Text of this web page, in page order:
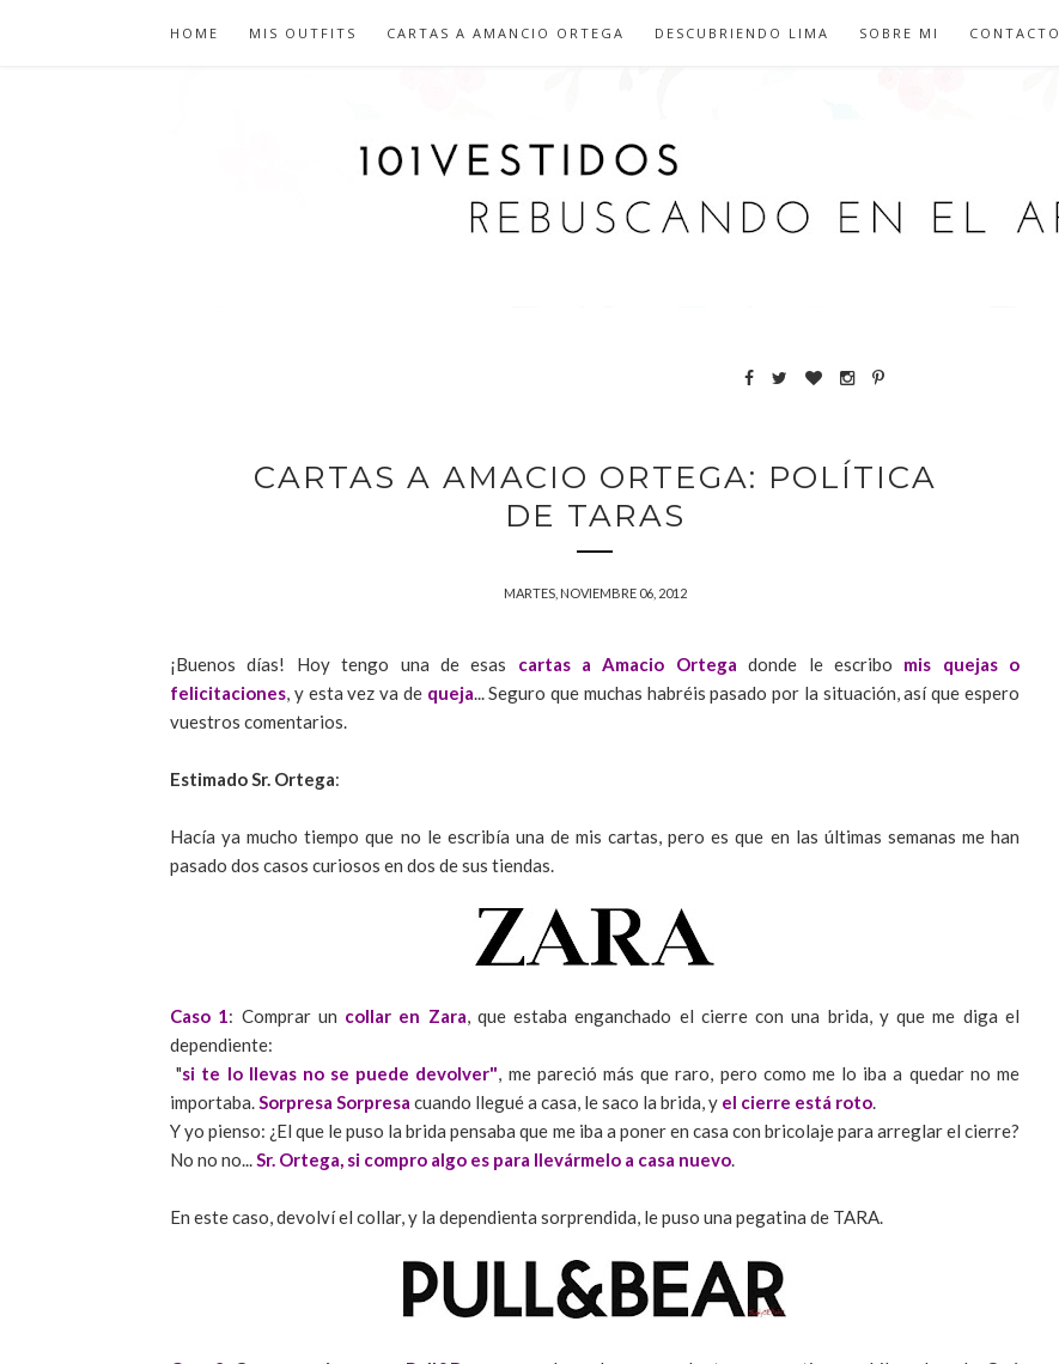
HOME MIS OUTFITS CARTAS A AMANCIO ORTEGA DESCUBRIENDO LIMA SOBRE MI CONTACTO
CARTAS A AMACIO ORTEGA: POLÍTICA
DE TARAS
MARTES, NOVIEMBRE 06, 2012
¡Buenos días! Hoy tengo una de esas cartas a Amacio Ortegadonde le escribo mis quejas o
felicitaciones, y esta vez va de queja... Seguro que muchas habréis pasado por la situación, así que espero
vuestros comentarios.
Estimado Sr. Ortega:
Hacía ya mucho tiempo que no le escribía una de mis cartas, pero es que en las últimas semanas me han
pasado dos casos curiosos en dos de sus tiendas.
Caso 1: Comprar un collar en Zara, que estaba enganchado el cierre con una brida, y que me diga el
dependiente:
"si te lo llevas no se puede devolver", me pareció más que raro, pero como me lo iba a quedar no me
importaba.Sorpresa Sorpresa cuando llegué a casa, le saco la brida, y el cierre está roto.
Y yo pienso: ¿El que le puso la brida pensaba que me iba a poner en casa con bricolaje para arreglar el cierre?
No no no...Sr. Ortega, si compro algo es para llevármelo a casa nuevo.
En este caso, devolví el collar, y la dependienta sorprendida, le puso una pegatina de TARA.